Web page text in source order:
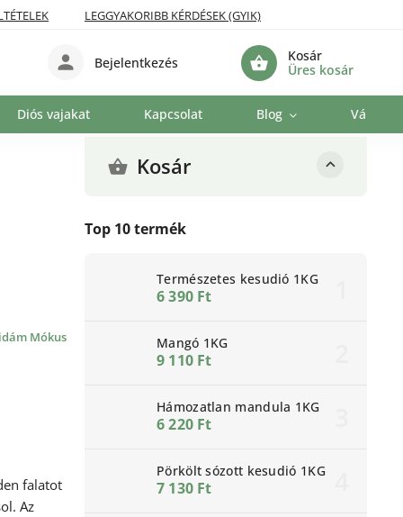
LEGGYAKORIBB KÉRDÉSEK (GYIK)
Kosár
Üres kosár
Bejelentkezés
Diós vajakat Kapcsolat Blog
Kosár
Top 10 termék
Természetes kesudió 1KG
6 390 Ft
Mangó 1KG
9 110 Ft
Hámozatlan mandula 1KG
6 220 Ft
Pörkölt sózott kesudió 1KG
7 130 Ft
Mókus
falatot
Az